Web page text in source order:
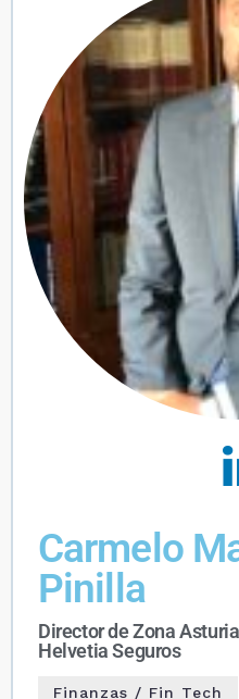
Carmelo
Pinilla
Director de Zona
Helvetia Seguros
Finanzas / Fin Tech